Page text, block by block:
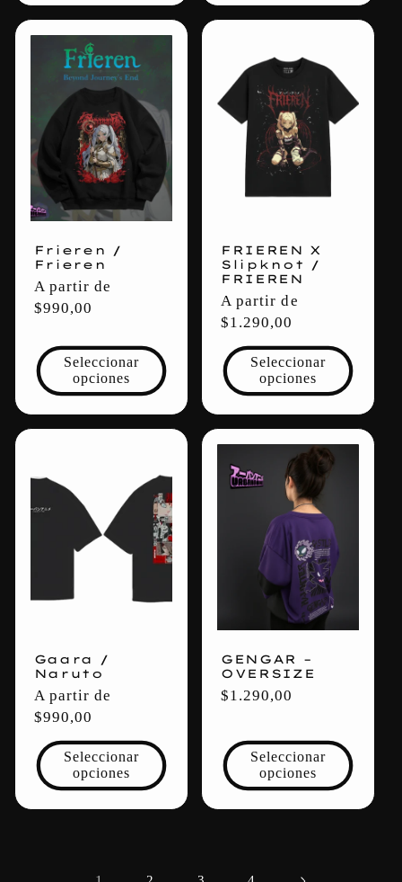
Frieren /
Frieren
Precio
habitual
A partir de
$990,00
Seleccionar
opciones
FRIEREN X
Slipknot /
FRIEREN
Precio
habitual
A partir de
$1.290,00
Seleccionar
opciones
Gaara /
Naruto
Precio
habitual
A partir de
$990,00
Seleccionar
opciones
GENGAR –
OVERSIZE
Precio
$1.290,00
Seleccionar
opciones